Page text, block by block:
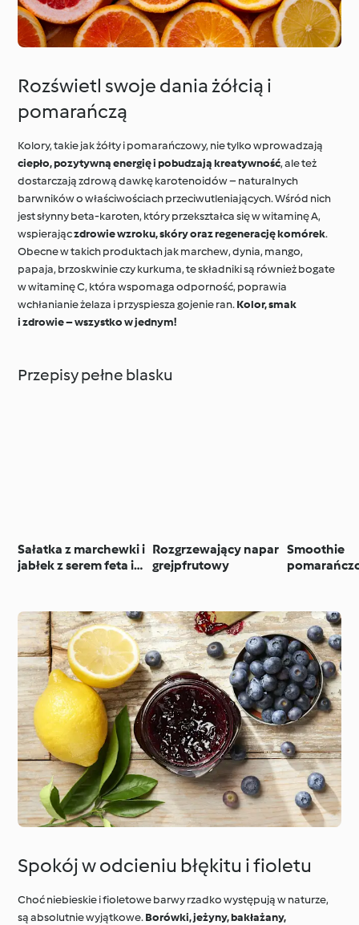
Rozświetl swoje dania żółcią i
pomarańczą
Kolory, takie jak żółty i pomarańczowy, nie tylko wprowadzają
ciepło, pozytywną energię i pobudzają kreatywność, ale też
dostarczają zdrową dawkę karotenoidów – naturalnych
barwników o właściwościach przeciwutleniających. Wśród nich
jest słynny beta-karoten, który przekształca się w witaminę A,
wspierajączdrowie wzroku, skóry oraz regenerację komórek.
Obecne w takich produktach jak marchew, dynia, mango,
papaja, brzoskwinie czy kurkuma, te składniki są również bogate
w witaminę C, która wspomaga odporność, poprawia
wchłanianie żelaza i przyspiesza gojenie ran.Kolor, smak
i zdrowie – wszystko w jednym!
Przepisy pełne blasku
Sałatka z marchewki i
jabłek z serem feta i
Rozgrzewający napar
grejpfrutowy
Smoothie
Spokój w odcieniu błękitu i fioletu
Choć niebieskie i fioletowe barwy rzadko występują w naturze,
są absolutnie wyjątkowe.Borówki, jeżyny, bakłażany,